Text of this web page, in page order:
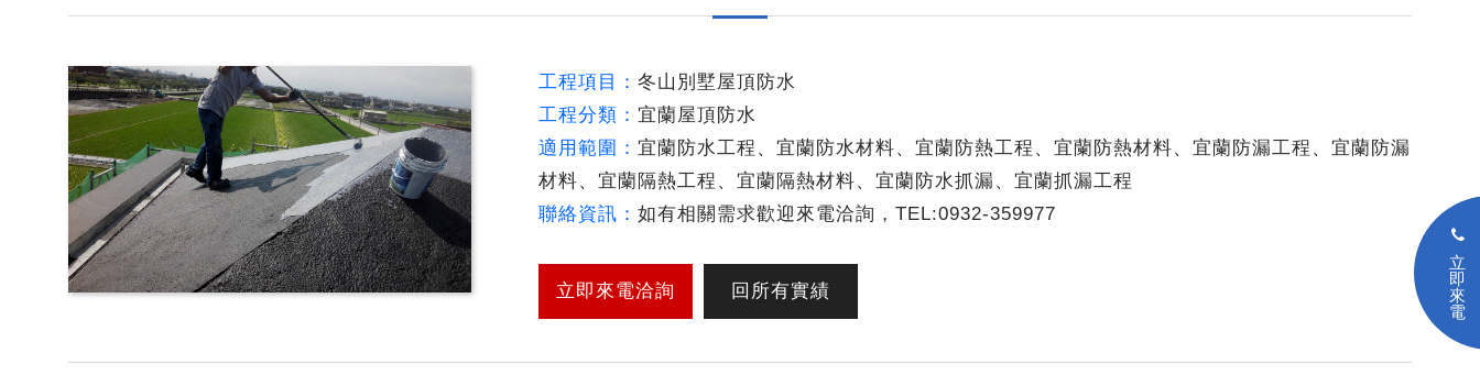
立
即
來
電
工程項目： 冬山別墅屋頂防水
工程分類： 宜蘭屋頂防水
適用範圍： 宜蘭防水工程、宜蘭防水材料、宜蘭防熱工程、宜蘭防熱材料、宜蘭防漏工程、宜蘭防漏
材料、宜蘭隔熱工程、宜蘭隔熱材料、宜蘭防水抓漏、宜蘭抓漏工程
聯絡資訊： 如有相關需求歡迎來電洽詢，TEL:0932-359977
立即來電洽詢 回所有實績